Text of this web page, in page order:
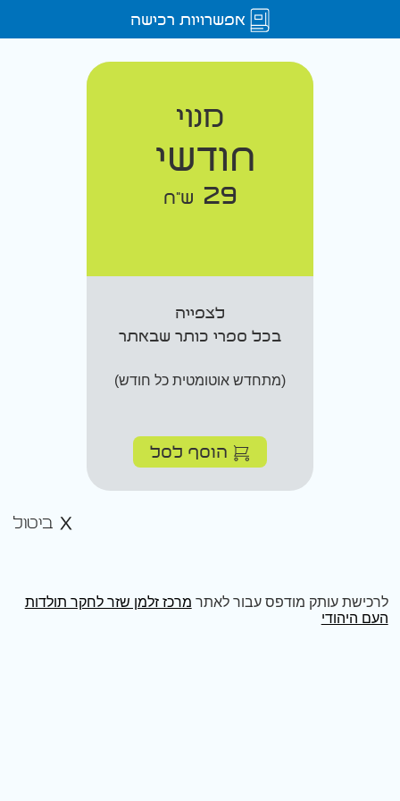
אפשרויות רכישה
מנוי
חודשי
29 ש"ח
לצפייה
בכל ספרי כותר שבאתר
(מתחדש אוטומטית כל חודש)
הוסף לסל
ביטול
לרכישת עותק מודפס עבור לאתר מרכז זלמן שזר לחקר תולדות
העם היהודי